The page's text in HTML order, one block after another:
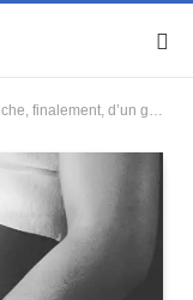
d’un garçon en plein bac